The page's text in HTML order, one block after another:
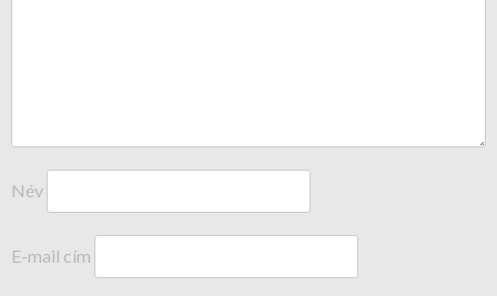
Név
E-mail cím